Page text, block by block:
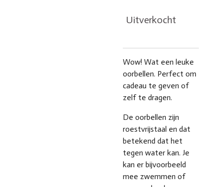
Uitverkocht
Wow! Wat een leuke
oorbellen. Perfect om
cadeau te geven of
zelf te dragen.
De oorbellen zijn
roestvrijstaal en dat
betekend dat het
tegen water kan. Je
kan er bijvoorbeeld
mee zwemmen of